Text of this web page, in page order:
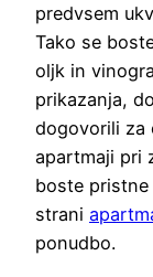
predvsem
Tako se
oljk in
prikazanja,
dogovorili za
apartmaji pri
boste pristne
strani
ponudbo.